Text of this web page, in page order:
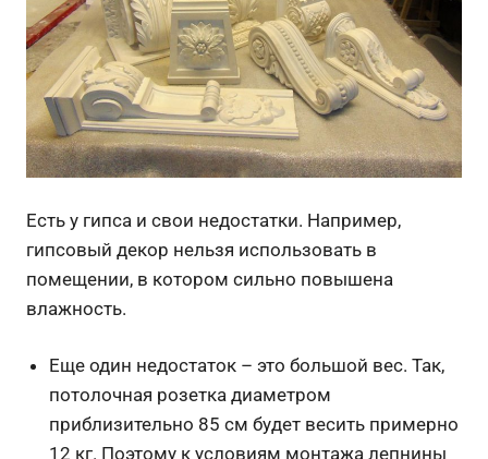
Есть у гипса и свои недостатки. Например,
гипсовый декор нельзя использовать в
помещении, в котором сильно повышена
влажность.
Еще один недостаток – это большой вес. Так,
потолочная розетка диаметром
приблизительно 85 см будет весить примерно
12 кг. Поэтому к условиям монтажа лепнины